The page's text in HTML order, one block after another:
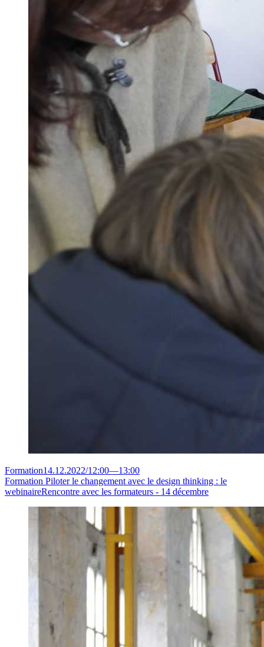
Formation14.12.2022/12:00—13:00
Formation Piloter le changement avec le design thinking : le
webinaireRencontre avec les formateurs - 14 décembre